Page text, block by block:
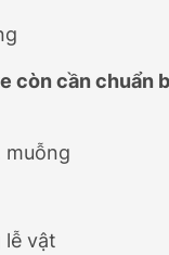
còn cần chuẩn
muỗng
lễ vật